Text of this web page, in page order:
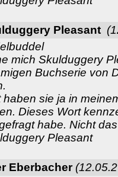
Pleasant
mich Skulduggery
Buchserie von
haben sie ja in
Dieses Wort
habe. Nicht
Pleasant
Eberbacher